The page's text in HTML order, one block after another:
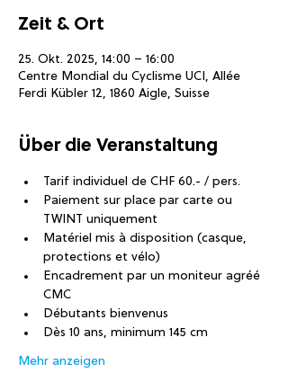
Zeit & Ort
25. Okt. 2025, 14:00 – 16:00
Centre Mondial du Cyclisme UCI, Allée
Ferdi Kübler 12, 1860 Aigle, Suisse
Über die Veranstaltung
Tarif individuel de CHF 60.- / pers.
Paiement sur place par carte ou
TWINT uniquement
Matériel mis à disposition (casque,
protections et vélo)
Encadrement par un moniteur agréé
CMC
Débutants bienvenus
Dès 10 ans, minimum 145 cm
Mehr anzeigen